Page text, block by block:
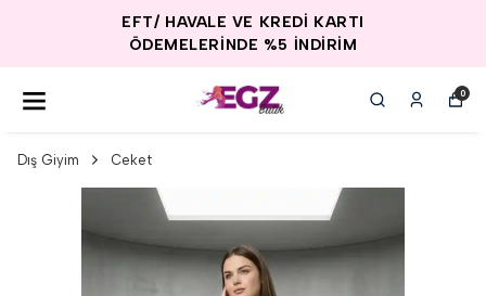
EFT/ HAVALE VE KREDİ KARTI
ÖDEMELERİNDE %5 İNDİRİM
0
Dış Giyim Ceket